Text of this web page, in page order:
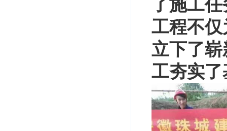
了施工
工程不
立下了
工夯实